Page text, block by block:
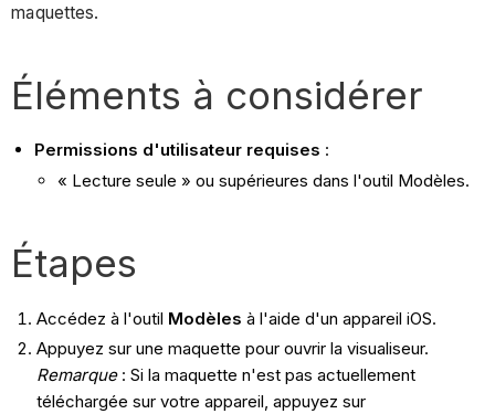
maquettes.
Éléments à considérer
Permissions d'utilisateur requises :
« Lecture seule » ou supérieures dans l'outil Modèles.
Étapes
Accédez à l'outil Modèles à l'aide d'un appareil iOS.
Appuyez sur une maquette pour ouvrir la visualiseur.
Remarque: Si la maquette n'est pas actuellement
téléchargée sur votre appareil, appuyez sur